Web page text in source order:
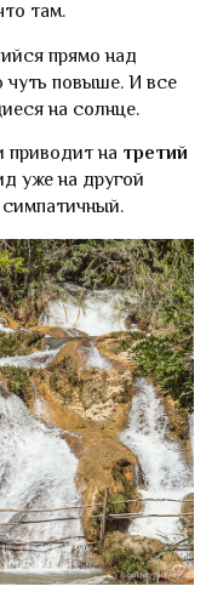
там.
прямо над
чуть повыше. И все
на солнце.
приводит на третий
уже на другой